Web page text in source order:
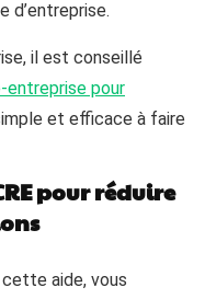
d’entreprise.
il est conseillé
entreprise pour
et efficace à faire
pour réduire
aide, vous